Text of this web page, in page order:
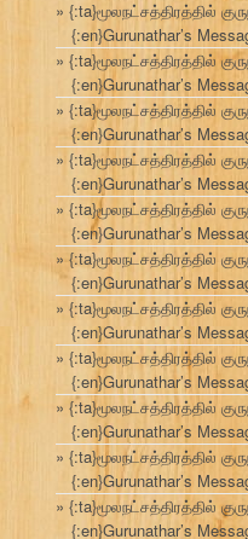
{:ta}மூலநட்சத்திரத்தில்
{:en}Gurunathar’s
{:ta}மூலநட்சத்திரத்தில்
{:en}Gurunathar’s
{:ta}மூலநட்சத்திரத்தில்
{:en}Gurunathar’s
{:ta}மூலநட்சத்திரத்தில்
{:en}Gurunathar’s
{:ta}மூலநட்சத்திரத்தில்
{:en}Gurunathar’s
{:ta}மூலநட்சத்திரத்தில்
{:en}Gurunathar’s
{:ta}மூலநட்சத்திரத்தில்
{:en}Gurunathar’s
{:ta}மூலநட்சத்திரத்தில்
{:en}Gurunathar’s
{:ta}மூலநட்சத்திரத்தில்
{:en}Gurunathar’s
{:ta}மூலநட்சத்திரத்தில்
{:en}Gurunathar’s
{:ta}மூலநட்சத்திரத்தில்
{:en}Gurunathar’s